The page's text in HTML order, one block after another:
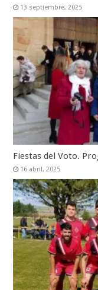
13 septiembre, 2025
Fiestas del Voto.
16 abril, 2025